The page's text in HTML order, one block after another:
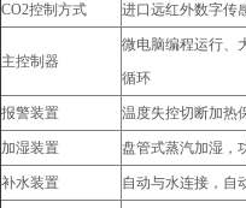
CO2控制方式 进口远红外数字传
主控制器
微电脑编程运行、
循环
报警装置 温度失控切断加热
加湿装置 盘管式蒸汽加湿，
补水装置 自动与水连接，自